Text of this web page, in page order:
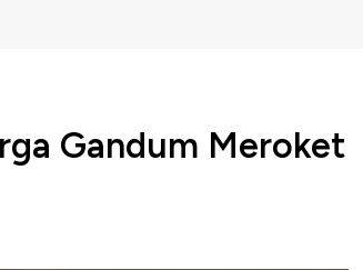
Gandum Meroket